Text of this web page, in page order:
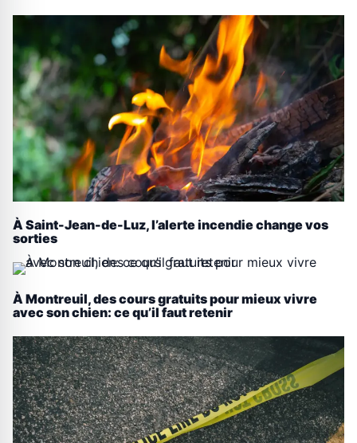
À Saint-Jean-de-Luz, l’alerte incendie change vos
sorties
À Montreuil, des cours gratuits pour mieux vivre
avec son chien: ce qu’il faut retenir